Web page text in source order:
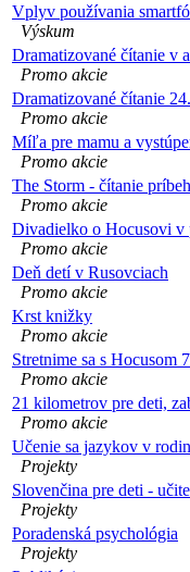
Vplyv používania
Výskum
Dramatizované čítanie v
Promo akcie
Dramatizované čítanie
Promo akcie
Míľa pre mamu a
Promo akcie
The Storm - čítanie
Promo akcie
Divadielko o Hocusovi v
Promo akcie
Deň detí v Rusovciach
Promo akcie
Krst knižky
Promo akcie
Stretnime sa s Hocusom
Promo akcie
21 kilometrov pre deti,
Promo akcie
Učenie sa jazykov v
Projekty
Slovenčina pre deti -
Projekty
Poradenská psychológia
Projekty